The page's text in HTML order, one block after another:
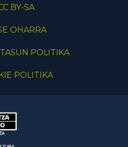
BY-SA
OHARRA
POLITIKA
POLITIKA